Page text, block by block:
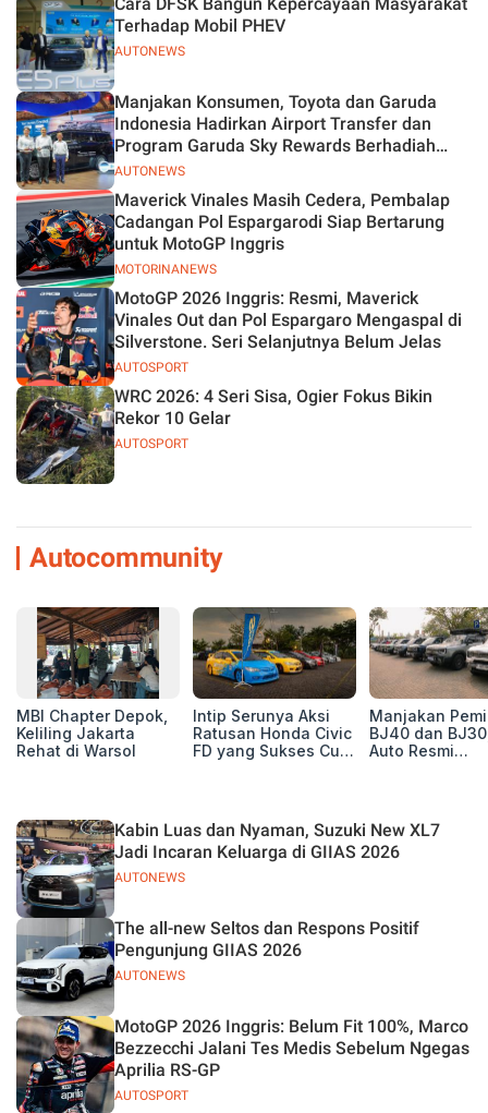
Jelas
AUTONEWS
Terhadap Mobil PHEV
AUTONEWS
Manjakan Konsumen, Toyota dan Garuda
Indonesia Hadirkan Airport Transfer dan
Program Garuda Sky Rewards Berhadiah
Hybrid EV
MOTORINANEWS
Maverick Vinales Masih Cedera, Pembalap
Cadangan Pol Espargarodi Siap Bertarung
untuk MotoGP Inggris
AUTOSPORT
MotoGP 2026 Inggris: Resmi, Maverick
Vinales Out dan Pol Espargaro Mengaspal di
Silverstone. Seri Selanjutnya Belum Jelas
AUTOSPORT
WRC 2026: 4 Seri Sisa, Ogier Fokus Bikin
Rekor 10 Gelar
Autocommunity
MBI Chapter Depok,
Keliling Jakarta
Rehat di Warsol
Intip Serunya Aksi
Ratusan Honda Civic
FD yang Sukses Curi
Manjakan
BJ40 dan
Auto Resmi
AUTONEWS
Kabin Luas dan Nyaman, Suzuki New XL7
Jadi Incaran Keluarga di GIIAS 2026
AUTONEWS
The all-new Seltos dan Respons Positif
Pengunjung GIIAS 2026
AUTOSPORT
MotoGP 2026 Inggris: Belum Fit 100%, Marco
Bezzecchi Jalani Tes Medis Sebelum Ngegas
Aprilia RS-GP